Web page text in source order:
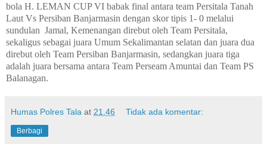
bola H. LEMAN CUP VI babak final antara team Persitala Tanah
Laut Vs Persiban Banjarmasin dengan skor tipis 1- 0 melalui
sundulan Jamal, Kemenangan direbut oleh Team Persitala,
sekaligus sebagai juara Umum Sekalimantan selatan dan juara dua
direbut oleh Team Persiban Banjarmasin, sedangkan juara tiga
adalah juara bersama antara Team Perseam Amuntai dan Team PS
Balanagan.
Humas Polres Tala at 21.46 Tidak ada komentar:
Berbagi